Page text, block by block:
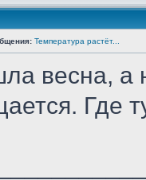
Температура растёт...
весна, а
Где